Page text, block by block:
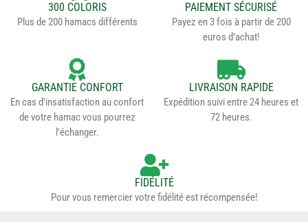
300 COLORIS
Plus de 200 hamacs différents
PAIEMENT SÉCURISÉ
Payez en 3 fois à partir de 200
euros d’achat!
GARANTIE CONFORT
En cas d'insatisfaction au confort
de votre hamac vous pourrez
l'échanger.
LIVRAISON RAPIDE
Expédition suivi entre 24 heures et
72 heures.
FIDÉLITÉ
Pour vous remercier votre fidélité est récompensée!